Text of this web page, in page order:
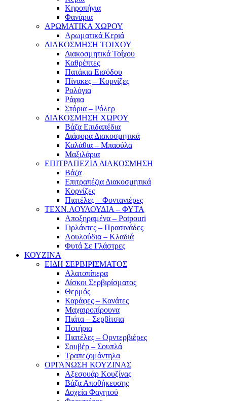
Κηροπήγια
Φανάρια
ΑΡΩΜΑΤΙΚΑ ΧΩΡΟΥ
Αρωματικά Κεριά
ΔΙΑΚΟΣΜΗΣΗ ΤΟΙΧΟΥ
Διακοσμητικά Τοίχου
Καθρέπτες
Πατάκια Εισόδου
Πίνακες – Κορνίζες
Ρολόγια
Ράφια
Στόρια – Ρόλερ
ΔΙΑΚΟΣΜΗΣΗ ΧΩΡΟΥ
Βάζα Επιδαπέδια
Διάφορα Διακοσμητικά
Καλάθια – Μπαούλα
Μαξιλάρια
ΕΠΙΤΡΑΠΕΖΙΑ ΔΙΑΚΟΣΜΗΣΗ
Βάζα
Επιτραπέζια Διακοσμητικά
Κορνίζες
Πιατέλες – Φοντανιέρες
ΤΕΧΝ.ΛΟΥΛΟΥΔΙΑ – ΦΥΤΑ
Αποξηραμένα – Potpouri
Γιρλάντες – Πρασινάδες
Λουλούδια – Κλαδιά
Φυτά Σε Γλάστρες
ΚΟΥΖΙΝΑ
ΕΙΔΗ ΣΕΡΒΙΡΙΣΜΑΤΟΣ
Αλατοπίπερα
Δίσκοι Σερβιρίσματος
Θερμός
Καράφες – Κανάτες
Μαχαιροπίρουνα
Πιάτα – Σερβίτσια
Ποτήρια
Πιατέλες – Ορντερβιέρες
Σουβέρ – Σουπλά
Τραπεζομάντηλα
ΟΡΓΑΝΩΣΗ ΚΟΥΖΙΝΑΣ
Αξεσουάρ Κουζίνας
Βάζα Αποθήκευσης
Δοχεία Φαγητού